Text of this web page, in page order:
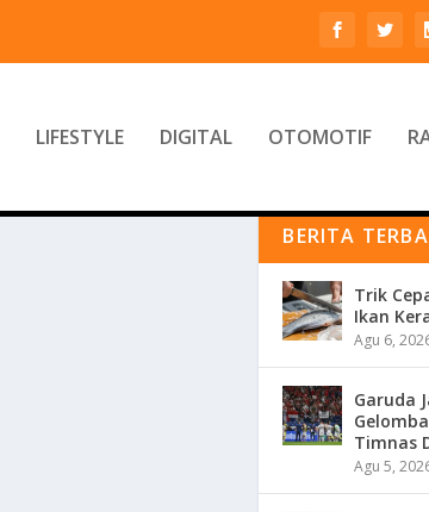
LIFESTYLE DIGITAL OTOMOTIF
BERITA
Trik
Ikan
Agu 6,
Garuda
Timnas
Agu 5,